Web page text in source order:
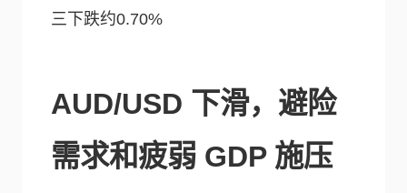
三下跌约0.70%
AUD/USD 下滑，避险
需求和疲弱 GDP 施压